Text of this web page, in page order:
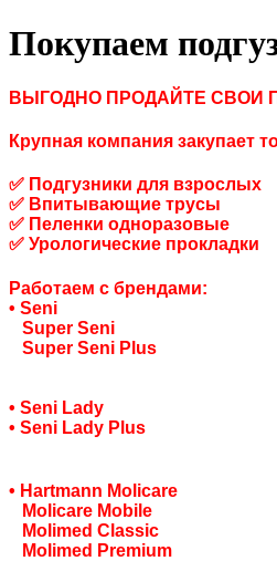
Покупаем
ВЫГОДНО ПРОДАЙТЕ СВОИ
Крупная компания закупает
✅ Подгузники для взрослых
✅ Впитывающие трусы
✅ Пеленки одноразовые
✅ Урологические прокладки
Работаем с брендами:
• Seni
Super Seni
Super Seni Plus
• Seni Lady
• Seni Lady Plus
• Hartmann Molicare
Molicare Mobile
Molimed Classic
Molimed Premium